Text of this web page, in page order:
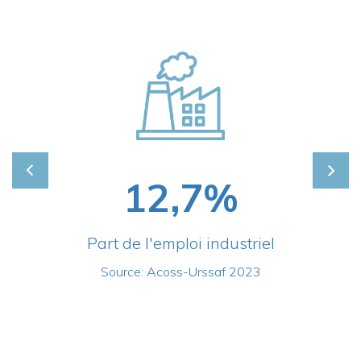
12,7%
Part de l'emploi industriel
Source: Acoss-Urssaf 2023